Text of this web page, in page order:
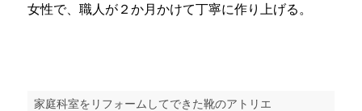
女性で、職人が２か月かけて丁寧に作り上げる。
家庭科室をリフォームしてできた靴のアトリエ